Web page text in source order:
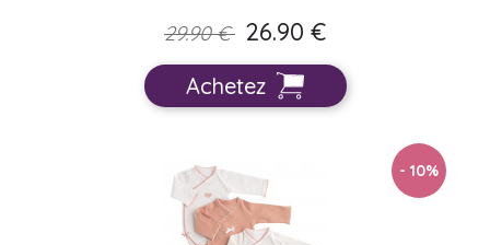
29.90 € 26.90 €
Achetez
- 10%